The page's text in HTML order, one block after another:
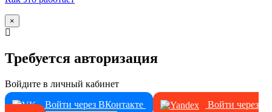
×
Требуется авторизация
Войдите в личный кабинет
Войти через ВКонтакте
Войти через